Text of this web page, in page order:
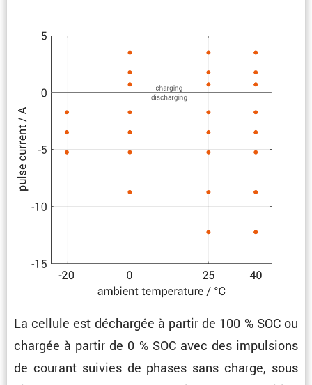
La cellule est déchargée à partir de 100 % SOC ou
chargée à partir de 0 % SOC avec des impul­sions
de courant suivies de phases sans charge, sous